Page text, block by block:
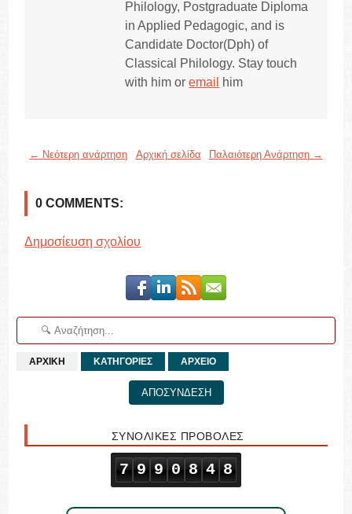
Philology, Postgraduate Diploma
in Applied Pedagogic, and is
Candidate Doctor(Dph) of
Classical Philology. Stay touch
with him oremail him
← Νεότερη ανάρτηση Παλαιότερη Ανάρτηση →
Αρχική σελίδα
0 COMMENTS:
Δημοσίευση σχολίου
ΑΡΧΙΚΗ ΚΑΤΗΓΟΡΙΕΣ ΑΡΧΕΙΟ
ΑΠΟΣΥΝΔΕΣΗ
ΣΥΝΟΛΙΚΕΣ ΠΡΟΒΟΛΕΣ
7 9 9 0 8 4 8